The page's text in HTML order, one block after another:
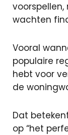
wachten
Vooral
populaire
hebt voor
de
Dat
op “het